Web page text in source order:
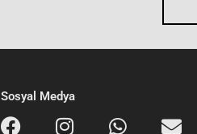
e
Sosyal Medya